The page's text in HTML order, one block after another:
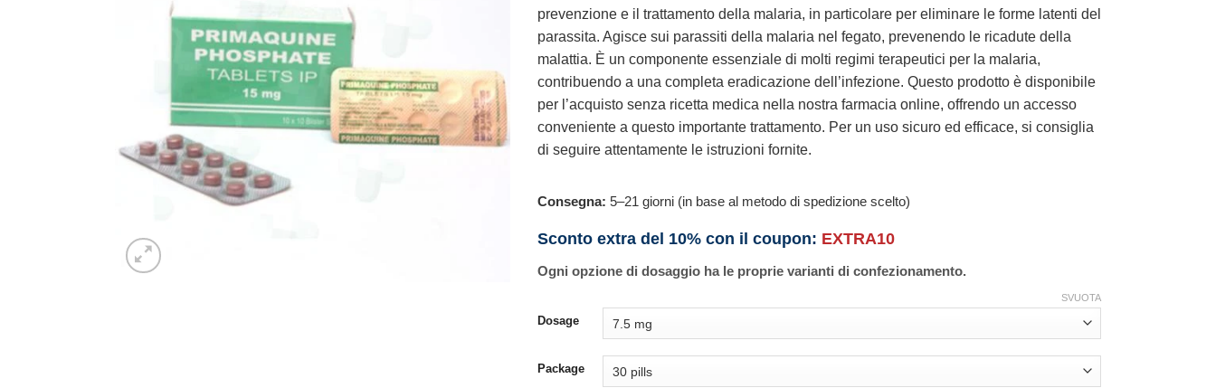
prevenzione e il trattamento della malaria, in particolare per eliminare le forme latenti del
parassita. Agisce sui parassiti della malaria nel fegato, prevenendo le ricadute della
malattia. È un componente essenziale di molti regimi terapeutici per la malaria,
contribuendo a una completa eradicazione dell’infezione. Questo prodotto è disponibile
per l’acquisto senza ricetta medica nella nostra farmacia online, offrendo un accesso
conveniente a questo importante trattamento. Per un uso sicuro ed efficace, si consiglia
di seguire attentamente le istruzioni fornite.
Consegna: 5–21 giorni (in base al metodo di spedizione scelto)
Sconto extra del 10% con il coupon: EXTRA10
Ogni opzione di dosaggio ha le proprie varianti di confezionamento.
Dosage
Package
SVUOTA